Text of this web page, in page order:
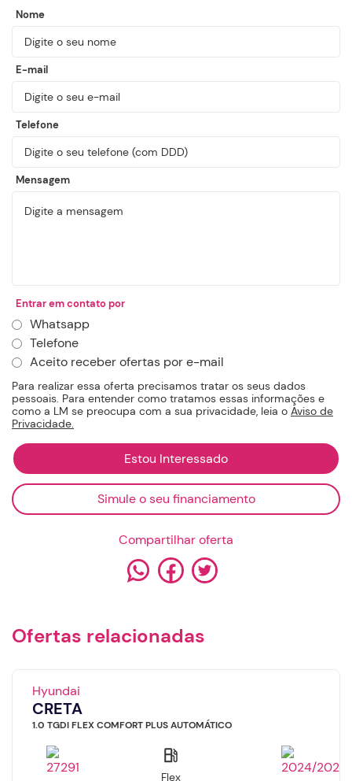
Solicitação de financiamento
Nome
Agendamento de videochamada
Nome
E-mail
Telefone
Mensagem
Entrar em contato por
Whatsapp
Telefone
Aceito receber ofertas por e-mail
Para realizar essa oferta precisamos tratar os seus dados
pessoais. Para entender como tratamos essas informações e
como a LM se preocupa com a sua privacidade, leia o Aviso de
Privacidade.
Simule o seu financiamento
Compartilhar oferta
Ofertas relacionadas
Hyundai
CRETA
1.0 TGDI FLEX COMFORT PLUS AUTOMÁTICO
Flex